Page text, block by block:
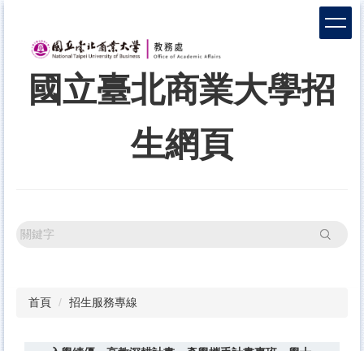
國立臺北商業大學招
生網頁
搜尋
首頁 招生服務專線